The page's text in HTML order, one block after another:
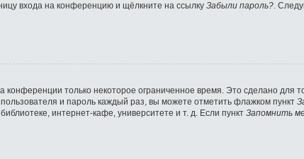
входа на конференцию и щёлкните на ссылку Забыли пароль?.
только некоторое ограниченное время. Это сделано для
и пароль каждый раз, вы можете отметить флажком пункт
интернет-кафе, университете и т. д. Если пункт Запомнить